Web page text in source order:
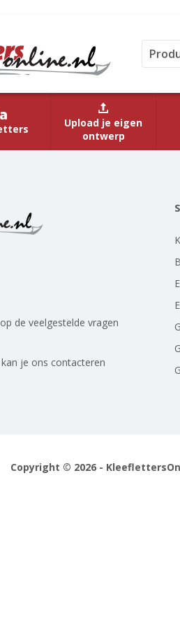
Upload je eigen
ontwerp
de veelgestelde vragen
je ons contacteren
Copyright © 2026 -